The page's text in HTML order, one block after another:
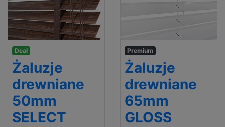
Deal
Żaluzje
drewniane
50mm
SELECT
Premium
Żaluzje
drewniane
65mm
GLOSS